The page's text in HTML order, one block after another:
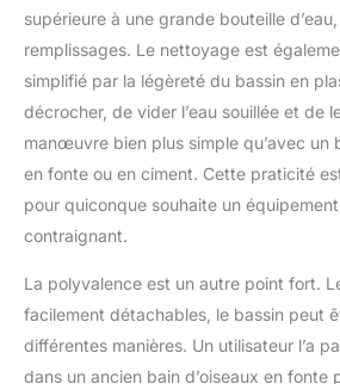
l'extérieur.
pour
à nettoyer.
crochets
sont
accrocher
déplacer.
nettoyage,
l'eau
essuyez
chiffon
supérieure à une grande bouteille
remplissages. Le nettoyage est
simplifié par la légèreté du bassin en
décrocher, de vider l’eau souillée et de
manœuvre bien plus simple qu’avec un
en fonte ou en ciment. Cette praticité
pour quiconque souhaite un
contraignant.
La polyvalence est un autre point fort.
facilement détachables, le bassin peut
différentes manières. Un utilisateur l’a
dans un ancien bain d’oiseaux en fonte